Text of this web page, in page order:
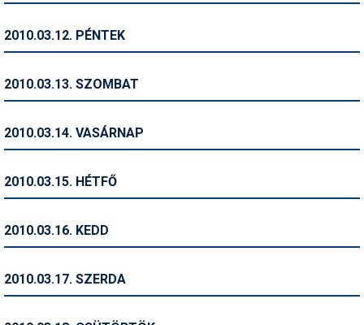
Sífelszerelés
Símánia
Síszerviz
2010.03.12. PÉNTEK
2010.03.13. SZOMBAT
2010.03.14. VASÁRNAP
2010.03.15. HÉTFŐ
2010.03.16. KEDD
2010.03.17. SZERDA